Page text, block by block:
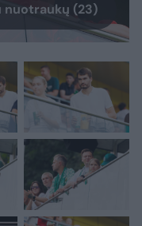
nuotraukų (23)